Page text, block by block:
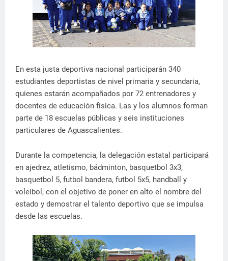
En esta justa deportiva nacional participarán 340
estudiantes deportistas de nivel primaria y secundaria,
quienes estarán acompañados por 72 entrenadores y
docentes de educación física. Las y los alumnos forman
parte de 18 escuelas públicas y seis instituciones
particulares de Aguascalientes.
Durante la competencia, la delegación estatal participará
en ajedrez, atletismo, bádminton, basquetbol 3x3,
basquetbol 5, futbol bandera, futbol 5x5, handball y
voleibol, con el objetivo de poner en alto el nombre del
estado y demostrar el talento deportivo que se impulsa
desde las escuelas.